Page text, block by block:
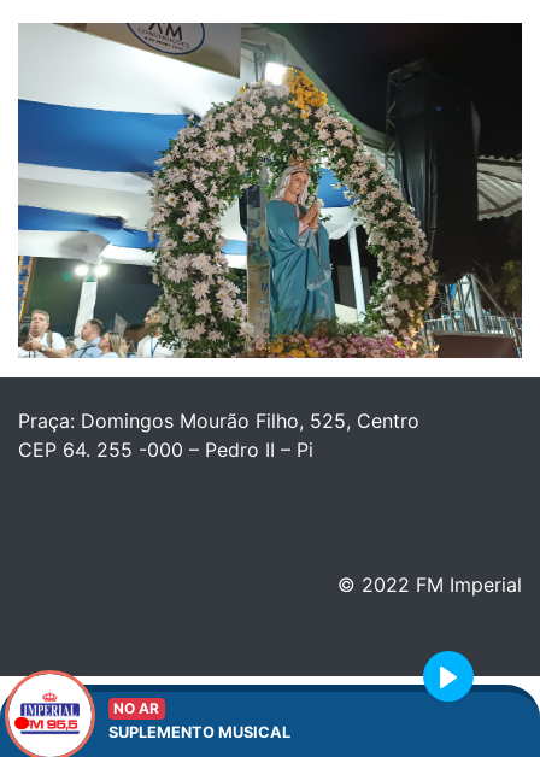
NO AR
SUPLEMENTO MUSICAL
Play
Praça: Domingos Mourão Filho, 525, Centro
CEP 64. 255 -000 – Pedro II – Pi
© 2022 FM Imperial